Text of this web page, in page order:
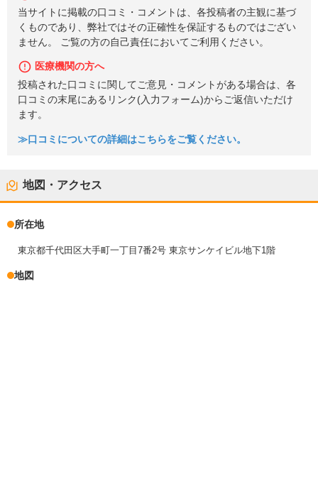
当サイトに掲載の口コミ・コメントは、各投稿者の主観に基づ
くものであり、弊社ではその正確性を保証するものではござい
ません。 ご覧の方の自己責任においてご利用ください。
医療機関の方へ
投稿された口コミに関してご意見・コメントがある場合は、各
口コミの末尾にあるリンク(入力フォーム)からご返信いただけ
ます。
≫口コミについての詳細はこちらをご覧ください。
地図・アクセス
所在地
東京都千代田区大手町一丁目7番2号 東京サンケイビル地下1階
地図